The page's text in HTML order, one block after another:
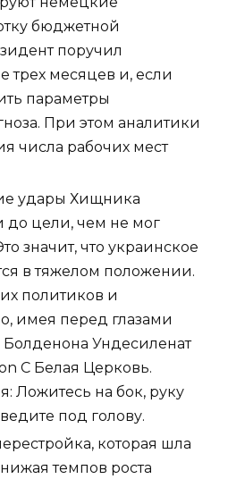
бюджетной
поручил
трех месяцев и, если
параметры
При этом аналитики
числа рабочих мест
удары Хищника
до цели, чем не мог
значит, что украинское
в тяжелом положении.
политиков и
имея перед глазами
Болденона Ундесиленат
C Белая Церковь.
Ложитесь на бок, руку
под голову.
которая шла
темпов роста